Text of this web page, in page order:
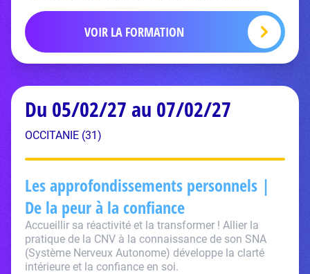
VOIR LA FORMATION
Du 05/02/27 au 07/02/27
OCCITANIE (31)
Les approfondissements personnels |
De la peur à la confiance
Accueillir sa réactivité et la transformer ! Allier la
pratique de la CNV à la connaissance de son SNA
(Système Nerveux Autonome) développe la clarté
intérieure et la confiance en soi.